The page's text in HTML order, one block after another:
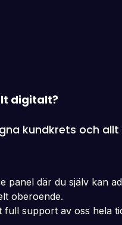
digitalt?
kundkrets och
panel där du själv kan
oberoende.
support av oss hela